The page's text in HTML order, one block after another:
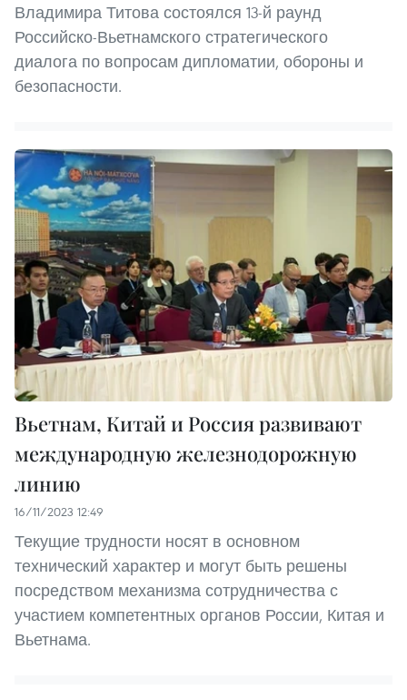
Владимира Титова состоялся 13-й раунд
Российско-Вьетнамского стратегического
диалога по вопросам дипломатии, обороны и
безопасности.
Вьетнам, Китай и Россия развивают
международную железнодорожную
линию
16/11/2023 12:49
Текущие трудности носят в основном
технический характер и могут быть решены
посредством механизма сотрудничества с
участием компетентных органов России, Китая и
Вьетнама.